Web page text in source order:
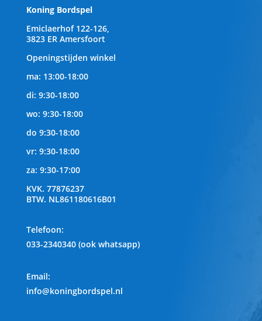
Koning Bordspel
Emiclaerhof 122-126,
3823 ER Amersfoort
Openingstijden winkel
ma: 13:00-18:00
di: 9:30-18:00
wo: 9:30-18:00
do 9:30-18:00
vr: 9:30-18:00
za: 9:30-17:00
KVK. 77876237
BTW. NL861180616B01
Telefoon:
033-2340340 (ook whatsapp)
Email:
info@koningbordspel.nl